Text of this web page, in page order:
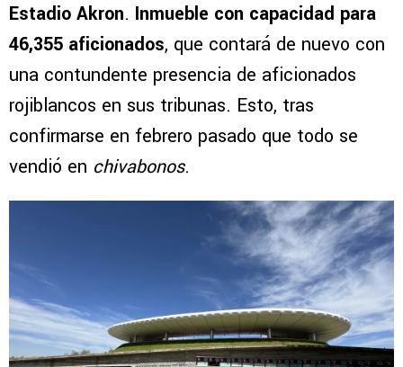
Estadio Akron. Inmueble con capacidad para
46,355 aficionados, que contará de nuevo con
una contundente presencia de aficionados
rojiblancos en sus tribunas. Esto, tras
confirmarse en febrero pasado que todo se
vendió en chivabonos.